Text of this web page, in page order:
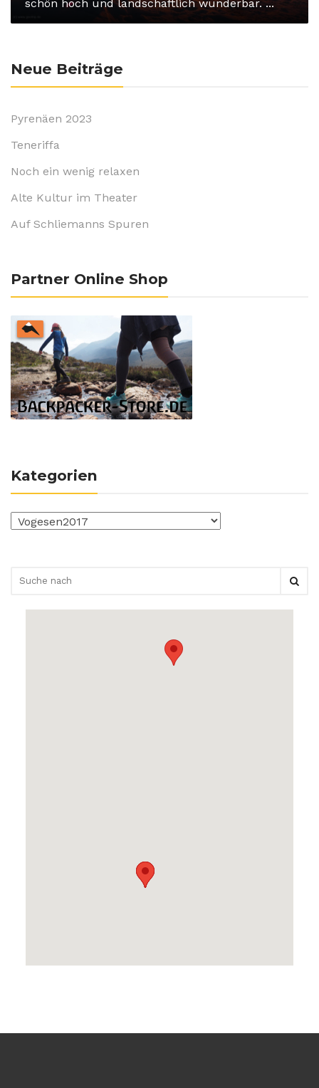
schön hoch und landschaftlich wunderbar. ...
Neue Beiträge
Pyrenäen 2023
Teneriffa
Noch ein wenig relaxen
Alte Kultur im Theater
Auf Schliemanns Spuren
Partner Online Shop
Kategorien
Kategorien